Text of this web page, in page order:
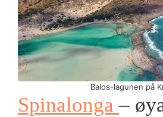
Balos-lagunen på
Spinalonga–